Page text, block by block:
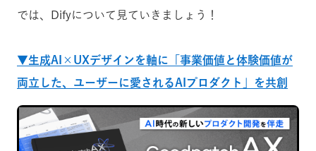
では、Difyについて見ていきましょう！
▼生成AI×UXデザインを軸に「事業価値と体験価値が
両立した、ユーザーに愛されるAIプロダクト」を共創